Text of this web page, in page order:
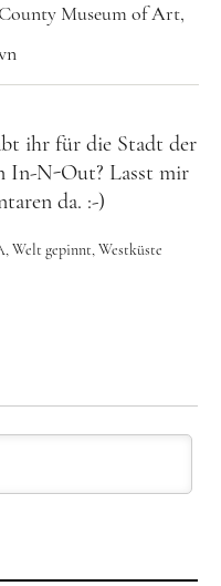
Museum of Art,
ihr für die Stadt der
In-N-Out? Lasst mir
da. :-)
Welt gepinnt Westküste